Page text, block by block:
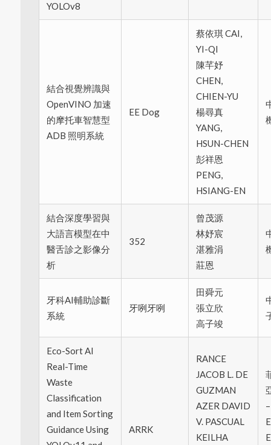
YOLOv8
結合視覺辨識與
OpenVINO 加速
的摩托車智慧型
ADB 照明系統
EE Dog
蔡依琪 CAI,
YI-QI
陳芊妤
CHEN,
CHIEN-YU
楊尋真
YANG,
HSUN-CHEN
彭祥恩
PENG,
HSIANG-EN
結合深度學習與
大語言模型在中
醫舌診之影像分
析
352
曾茂源
林妤宸
湛雅涓
莊恩
牙科AI輔助診斷
系統
牙咧牙咧
田舜元
張立欣
高子竣
Eco-Sort AI
Real-Time
Waste
Classification
and Item Sorting
Guidance Using
ARRK
RANCE
JACOB L. DE
GUZMAN
AZER DAVID
V. PASCUAL
KEILHA